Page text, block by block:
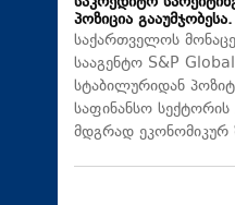
პოზიცია
საქართველოს
სააგენტო S&P
სტაბილურიდან
საფინანსო
მდგრად ეკონომიკურ